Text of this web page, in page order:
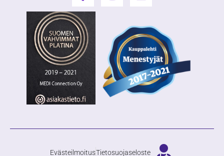
EvästeilmoitusTietosuojaseloste